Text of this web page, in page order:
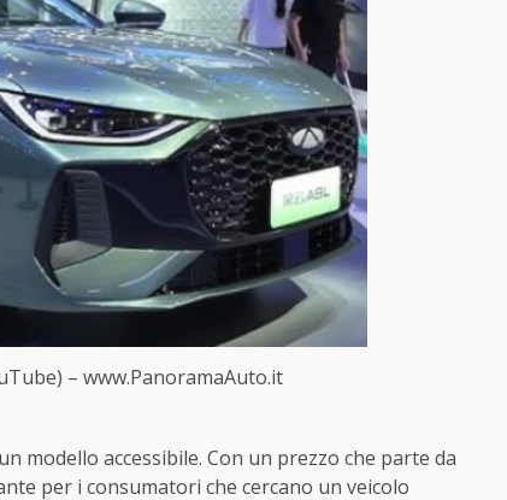
– www.PanoramaAuto.it
modello accessibile. Con un prezzo che parte da
per i consumatori che cercano un veicolo